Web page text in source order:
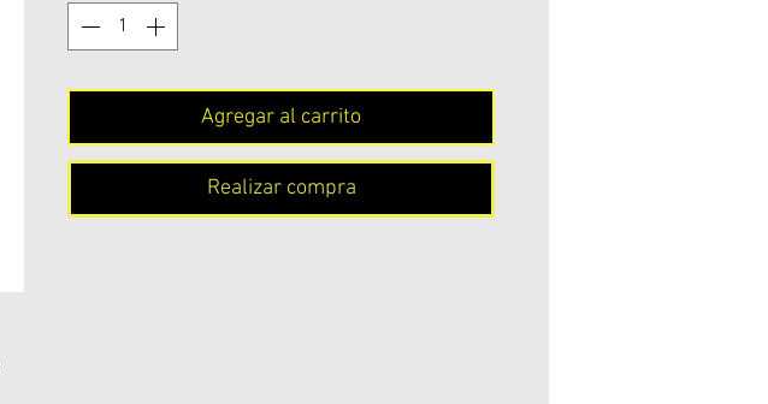
Agregar al carrito
Realizar compra